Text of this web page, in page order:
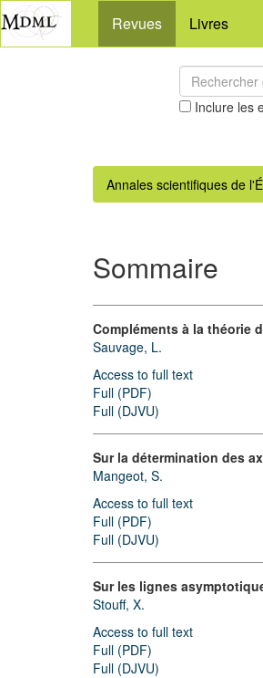
Revues Livres
Inclure les
Annales scientifiques de
Sommaire
Compléments à la théorie
Sauvage, L.
Access to full text
Full (PDF)
Full (DJVU)
Sur la détermination des
Mangeot, S.
Access to full text
Full (PDF)
Full (DJVU)
Sur les lignes
Stouff, X.
Access to full text
Full (PDF)
Full (DJVU)